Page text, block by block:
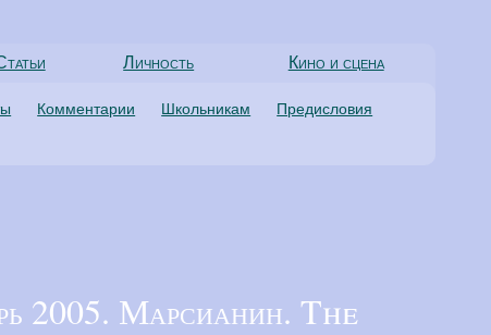
Личность Кино и сцена
Комментарии Школьникам
Предисловия
2005. Марсианин. The